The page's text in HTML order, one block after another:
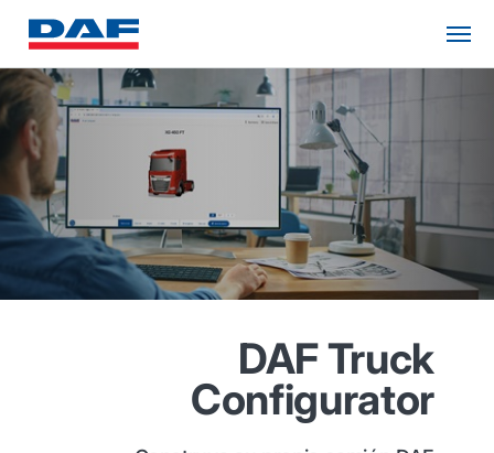
DAF Truck
Configurator